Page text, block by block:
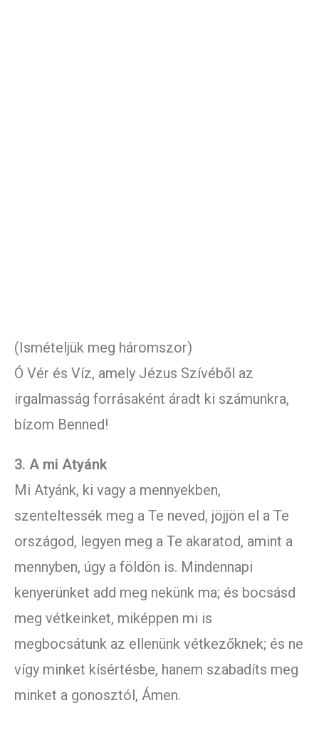
(Ismételjük meg háromszor)
Ó Vér és Víz, amely Jézus Szívéből az
irgalmasság forrásaként áradt ki számunkra,
bízom Benned!
3. A mi Atyánk
Mi Atyánk, ki vagy a mennyekben,
szenteltessék meg a Te neved, jöjjön el a Te
országod, legyen meg a Te akaratod, amint a
mennyben, úgy a földön is. Mindennapi
kenyerünket add meg nekünk ma; és bocsásd
meg vétkeinket, miképpen mi is
megbocsátunk az ellenünk vétkezőknek; és ne
vígy minket kísértésbe, hanem szabadíts meg
minket a gonosztól, Ámen.